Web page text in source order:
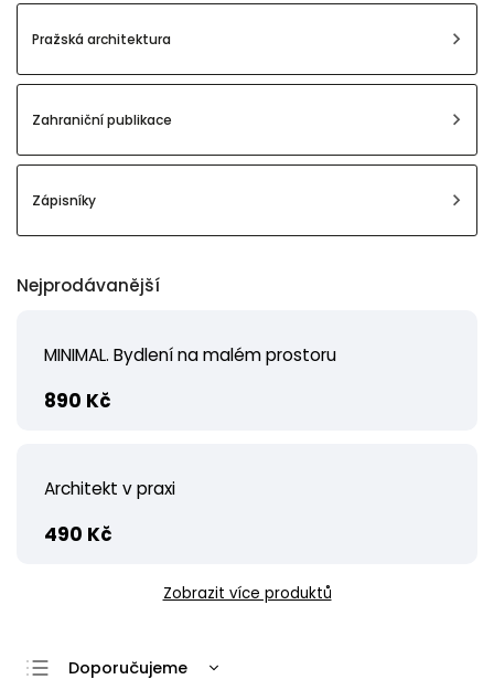
Pražská architektura
Zahraniční publikace
Zápisníky
Nejprodávanější
MINIMAL. Bydlení na malém prostoru
890 Kč
Architekt v praxi
490 Kč
Zobrazit více produktů
Doporučujeme